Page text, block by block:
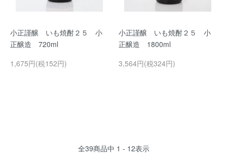
小正謹醸 いも焼酎２５ 小
正醸造 720ml
1,675円(税152円)
小正謹醸 いも焼酎２５ 小
正醸造 1800ml
3,564円(税324円)
全39商品中 1 - 12表示